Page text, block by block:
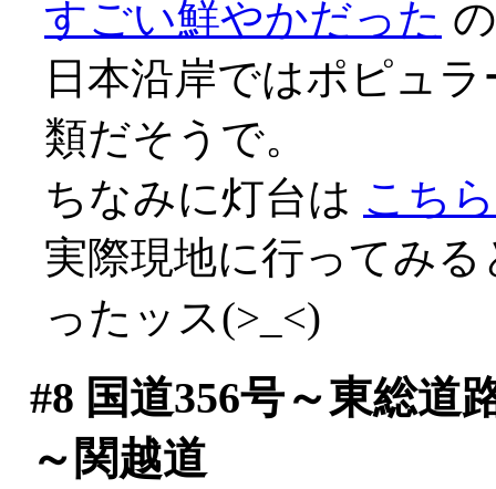
すごい鮮やかだった
日本沿岸ではポピュ
類だそうで。
ちなみに灯台は こち
実際現地に行ってみ
ったッス(>_<)
#8 国道356号～東総道
～関越道